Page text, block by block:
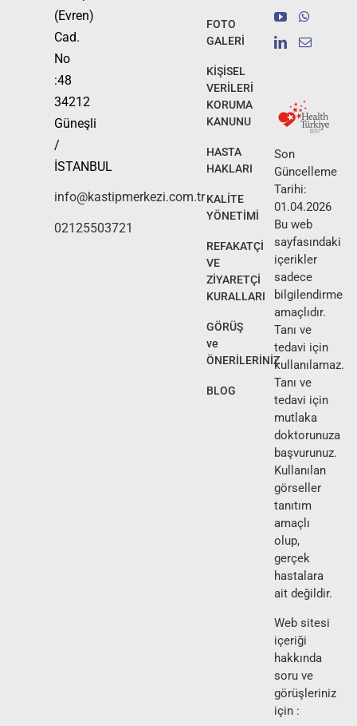
(Evren)
Cad.
No
:48
34212
Güneşli
/
İSTANBUL
info@kastipmerkezi.com.tr
02125503721
FOTO
GALERİ
KİŞİSEL
VERİLERİ
KORUMA
KANUNU
HASTA
HAKLARI
KALİTE
YÖNETİMİ
REFAKATÇİ
VE
ZİYARETÇİ
KURALLARI
GÖRÜŞ
ve
ÖNERİLERİNİZ
BLOG
Son
Güncelleme
Tarihi:
01.04.2026
Bu web
sayfasındaki
içerikler
sadece
bilgilendirme
amaçlıdır.
Tanı ve
tedavi için
kullanılamaz.
Tanı ve
tedavi için
mutlaka
doktorunuza
başvurunuz.
Kullanılan
görseller
tanıtım
amaçlı
olup,
gerçek
hastalara
ait değildir.
Web sitesi
içeriği
hakkında
soru ve
görüşleriniz
için :